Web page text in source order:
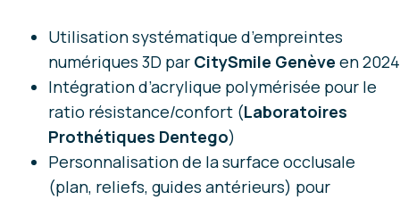
Utilisation systématique d’empreintes
numériques 3D par CitySmile Genève en 2024
Intégration d’acrylique polymérisée pour le
ratio résistance/confort (Laboratoires
Prothétiques Dentego)
Personnalisation de la surface occlusale
(plan, reliefs, guides antérieurs) pour